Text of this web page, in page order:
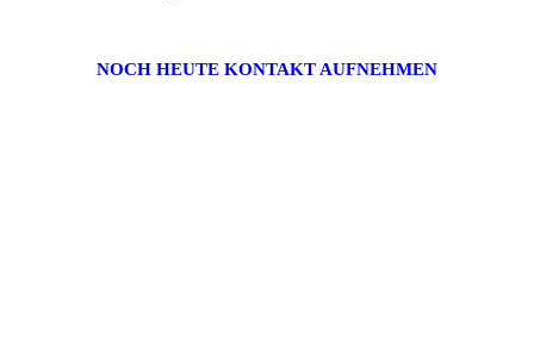
NOCH HEUTE KONTAKT AUFNEHMEN